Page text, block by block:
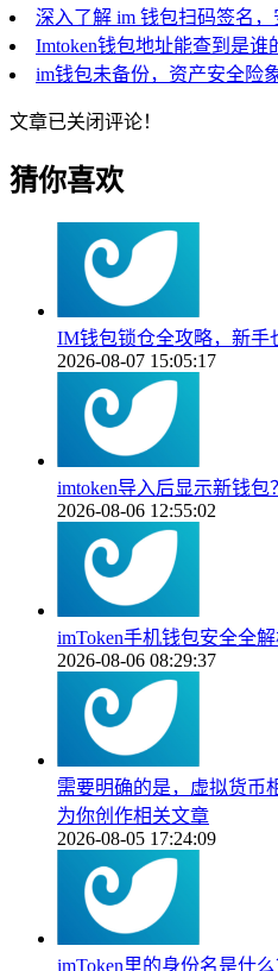
深入了解 im 钱包扫码签名
Imtoken钱包地址能查到是
im钱包未备份，资产安全险
文章已关闭评论！
猜你喜欢
IM钱包锁仓全攻略，新手
2026-08-07 15:05:17
imtoken导入后显示新钱
2026-08-06 12:55:02
imToken手机钱包安全全
2026-08-06 08:29:37
需要明确的是，虚拟货币
为你创作相关文章
2026-08-05 17:24:09
imToken里的身份名是什